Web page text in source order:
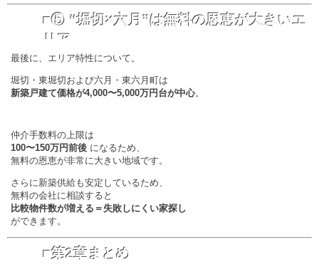
■⑤ “堀切×六月”は無料の恩恵が大きいエ
リア
最後に、エリア特性について。
堀切・東堀切および六月・東六月町は
新築戸建て価格が4,000〜5,000万円台が中心。
仲介手数料の上限は
100〜150万円前後 になるため、
無料の恩恵が非常に大きい地域です。
さらに新築供給も安定しているため、
無料の会社に相談すると
比較物件数が増える＝失敗しにくい家探し
ができます。
■第2章まとめ